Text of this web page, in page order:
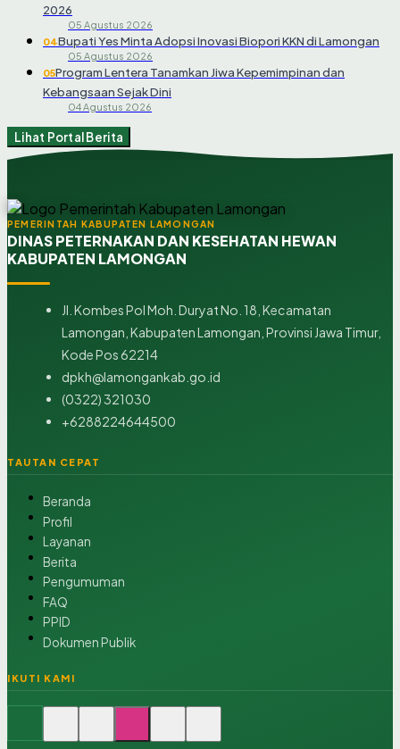
2026
05 Agustus 2026
04Bupati Yes Minta Adopsi Inovasi Biopori KKN di Lamongan
05 Agustus 2026
05Program Lentera Tanamkan Jiwa Kepemimpinan dan
Kebangsaan Sejak Dini
04 Agustus 2026
Lihat Portal Berita
PEMERINTAH KABUPATEN LAMONGAN
DINAS PETERNAKAN DAN KESEHATAN HEWAN
KABUPATEN LAMONGAN
Jl. Kombes Pol Moh. Duryat No. 18, Kecamatan
Lamongan, Kabupaten Lamongan, Provinsi Jawa Timur,
Kode Pos 62214
dpkh@lamongankab.go.id
(0322) 321030
+6288224644500
TAUTAN CEPAT
Beranda
Profil
Layanan
Berita
Pengumuman
FAQ
PPID
Dokumen Publik
IKUTI KAMI